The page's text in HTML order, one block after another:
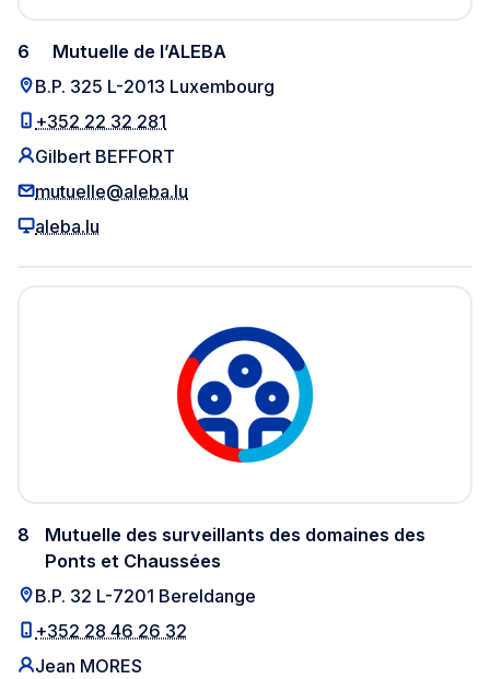
Mutuelle de l’ALEBA
6
B.P. 325 L-2013 Luxembourg
+352 22 32 281
Gilbert BEFFORT
mutuelle@aleba.lu
aleba.lu
Mutuelle des surveillants des domaines des
Ponts et Chaussées
8
B.P. 32 L-7201 Bereldange
+352 28 46 26 32
Jean MORES